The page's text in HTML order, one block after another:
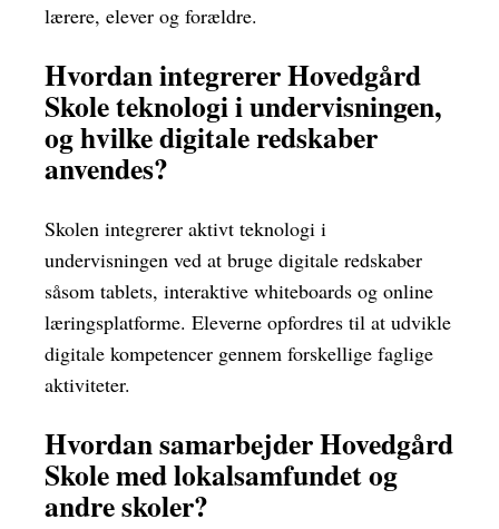
lærere, elever og forældre.
Hvordan integrerer Hovedgård
Skole teknologi i undervisningen,
og hvilke digitale redskaber
anvendes?
Skolen integrerer aktivt teknologi i
undervisningen ved at bruge digitale redskaber
såsom tablets, interaktive whiteboards og online
læringsplatforme. Eleverne opfordres til at udvikle
digitale kompetencer gennem forskellige faglige
aktiviteter.
Hvordan samarbejder Hovedgård
Skole med lokalsamfundet og
andre skoler?